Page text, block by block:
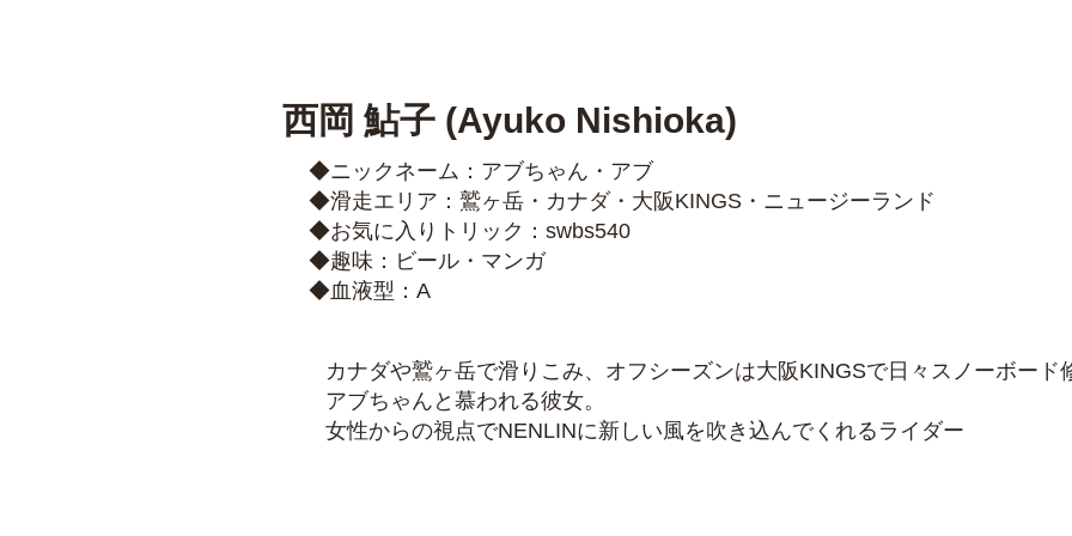
​​西岡 鮎子 (Ayuko Nishioka)
​◆ニックネーム：アブちゃん・アブ
◆滑走エリア：鷲ヶ岳・カナダ・大阪KINGS・ニュージーランド
​◆お気に入りトリック：swbs540
◆趣味：ビール・マンガ
◆血液型​​：A
カナダや鷲ヶ岳で滑りこみ、オフシーズンは大阪KINGSで日々スノーボード
アブちゃんと慕われる彼女。
女性からの視点でNENLINに新しい風を吹き込んでくれるライダー